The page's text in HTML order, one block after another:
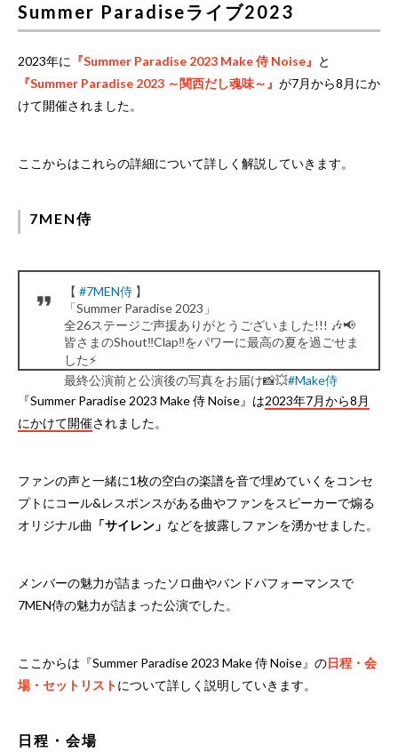
Summer Paradiseライブ2023
2023年に 『Summer Paradise 2023 Make 侍 Noise』 と
『Summer Paradise 2023 ～関西だし魂味～』 が7月から8月にか
けて開催されました。
ここからはこれらの詳細について詳しく解説していきます。
7MEN侍
【 #7MEN侍 】
「Summer Paradise 2023」
全26ステージご声援ありがとうございました!!! 🎶📢
皆さまのShout‼︎Clap‼︎をパワーに最高の夏を過ごせま
した⚡️
最終公演前と公演後の写真をお届け📸💥#Make侍
Noise🤟😎#サマパラ #ジャニーズJr
— ジュニア公式 (@jr_official_X)
『Summer Paradise 2023 Make 侍 Noise』は2023年7月から8月
にかけて開催されました。
ファンの声と一緒に1枚の空白の楽譜を音で埋めていくをコンセ
プトにコール&レスポンスがある曲やファンをスピーカーで煽る
オリジナル曲 「サイレン」 などを披露しファンを湧かせました。
メンバーの魅力が詰まったソロ曲やバンドパフォーマンスで
7MEN侍の魅力が詰まった公演でした。
ここからは『Summer Paradise 2023 Make 侍 Noise』の日程・会
場・セットリストについて詳しく説明していきます。
日程・会場